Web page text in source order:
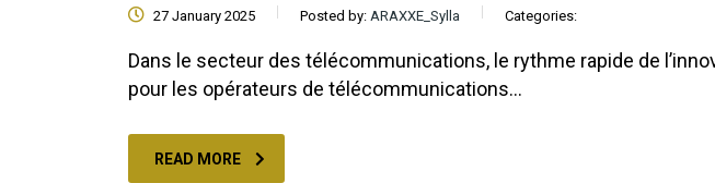
27 January 2025 Posted by: ARAXXE_Sylla Categories:
Dans le secteur des télécommunications, le rythme rapide de
pour les opérateurs de télécommunications…
READ MORE